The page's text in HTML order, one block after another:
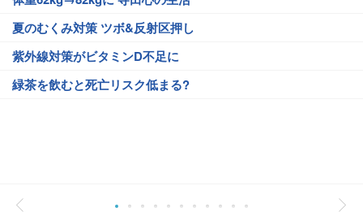
夏のむくみ対策 ツボ&反射区押し
紫外線対策がビタミンD不足に
緑茶を飲むと死亡リスク低まる?